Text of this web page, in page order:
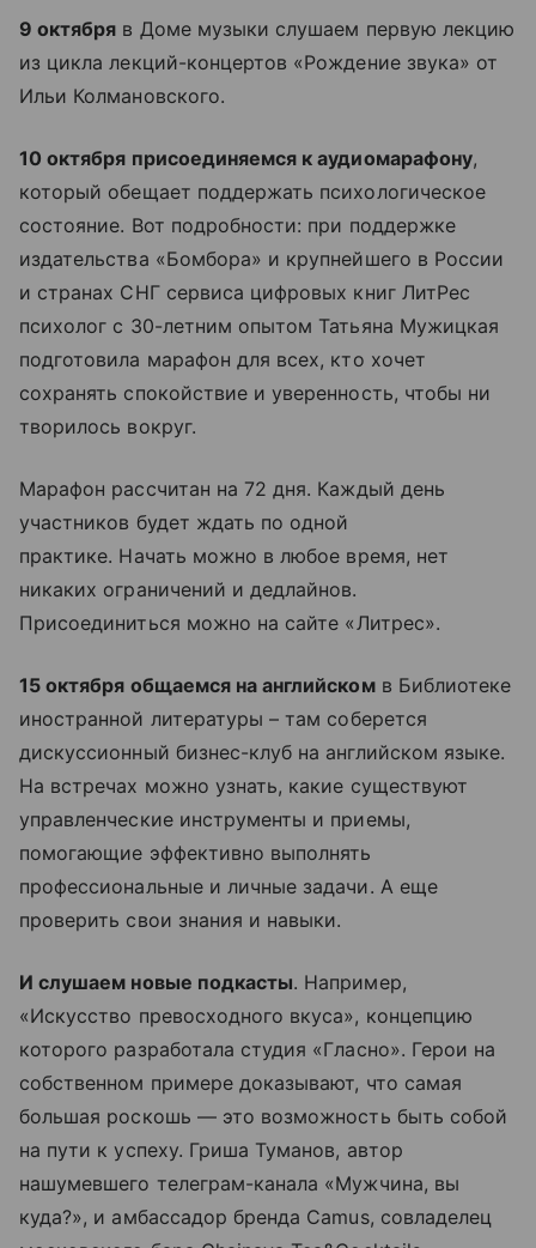
9 октября в Доме музыки слушаем первую лекцию
из цикла лекций-концертов «Рождение звука» от
Ильи Колмановского.
10 октября присоединяемся к аудиомарафону,
который обещает поддержать психологическое
состояние. Вот подробности: при поддержке
издательства «Бомбора» и крупнейшего в России
и странах СНГ сервиса цифровых книг ЛитРес
психолог с 30-летним опытом Татьяна Мужицкая
подготовила марафон для всех, кто хочет
сохранять спокойствие и уверенность, чтобы ни
творилось вокруг.
Марафон рассчитан на 72 дня. Каждый день
участников будет ждать по одной
практике. Начать можно в любое время, нет
никаких ограничений и дедлайнов.
Присоединиться можно на сайте «Литрес».
15 октября общаемся на английскомв Библиотеке
иностранной литературы– там соберется
дискуссионный бизнес-клуб на английском языке.
На встречах можно узнать, какие существуют
управленческие инструменты и приемы,
помогающие эффективно выполнять
профессиональные и личные задачи. А еще
проверить свои знания и навыки.
И слушаем новые подкасты. Например,
«Искусство превосходного вкуса», концепцию
которого разработала студия «Гласно». Герои на
собственном примере доказывают, что самая
большая роскошь — это возможность быть собой
на пути к успеху. Гриша Туманов, автор
нашумевшего телеграм-канала «Мужчина, вы
куда?», и амбассадор бренда Camus, совладелец